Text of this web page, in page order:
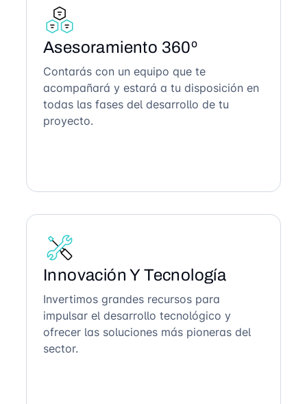
Asesoramiento 360º
Contarás con un equipo que te
acompañará y estará a tu disposición en
todas las fases del desarrollo de tu
proyecto.
Innovación Y Tecnología
Invertimos grandes recursos para
impulsar el desarrollo tecnológico y
ofrecer las soluciones más pioneras del
sector.